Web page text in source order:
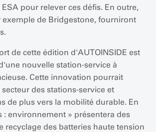
pour relever ces défis. En outre,
exemple de Bridgestone, fourniront
de cette édition d'AUTOINSIDE est
nouvelle station-service à
Cette innovation pourrait
des stations-service et
de plus vers la mobilité durable. En
: environnement » présentera des
recyclage des batteries haute tension